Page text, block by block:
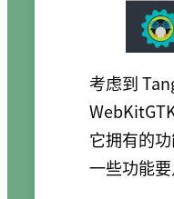
考虑到
它拥有的
一些功能要